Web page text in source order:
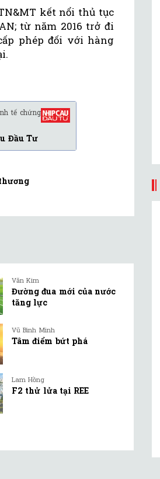
kết nổi thủ tục
từ năm 2016 trở đi
phép đối với hàng
tế chứng
Đầu Tư
Văn Kim
Đường đua mới của nước
tăng lực
Vũ Bình Minh
Tâm điểm bứt phá
Lam Hồng
F2 thử lửa tại REE